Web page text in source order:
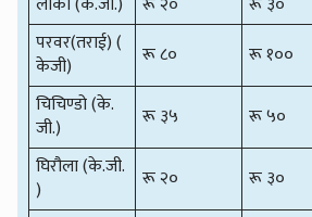
परवर(तराई) (
केजी)
रू ८० रू १००
चिचिण्डो (के.
जी.)
रू ३५ रू ५०
घिरौला (के.जी.
)
रू २० रू ३०